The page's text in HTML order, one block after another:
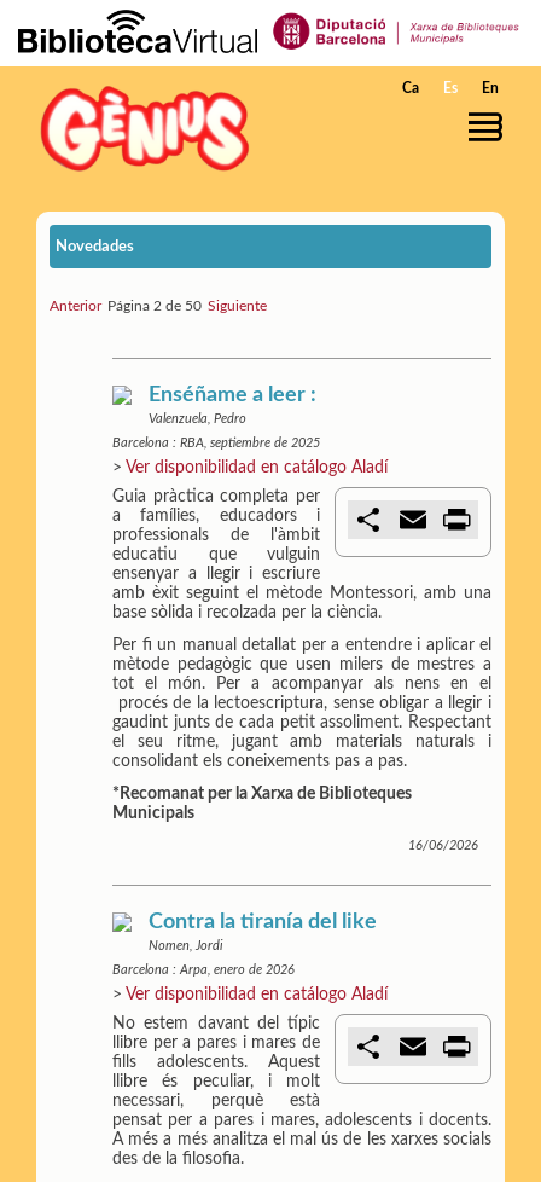
Saltar al contenido principal
Ca Es En
Novedades
Anterior Página 2 de 50 Siguiente
Enséñame a leer :
Valenzuela, Pedro
Barcelona : RBA, septiembre de 2025
>Ver disponibilidad en catálogo Aladí
a
i
r
m
l
t
Guia pràctica completa per
a famílies, educadors i
professionals de l'àmbit
educatiu que vulguin
ensenyar a llegir i escriure
amb èxit seguint el mètode Montessori, amb una
base sòlida i recolzada per la ciència.
Per fi un manual detallat per a entendre i aplicar el
mètode pedagògic que usen milers de mestres a
tot el món. Per a acompanyar als nens en el
procés de la lectoescriptura, sense obligar a llegir i
gaudint junts de cada petit assoliment. Respectant
el seu ritme, jugant amb materials naturals i
consolidant els coneixements pas a pas.
*Recomanat per la Xarxa de Biblioteques
Municipals
16/06/2026
Contra la tiranía del like
Nomen, Jordi
Barcelona : Arpa, enero de 2026
> Ver disponibilidad en catálogo Aladí
a
r
m
l
t
No estem davant del típic
llibre per a pares i mares de
fills adolescents. Aquest
llibre és peculiar, i molt
necessari, perquè està
pensat per a pares i mares, adolescents i docents.
A més a més analitza el mal ús de les xarxes socials
des de la filosofia.